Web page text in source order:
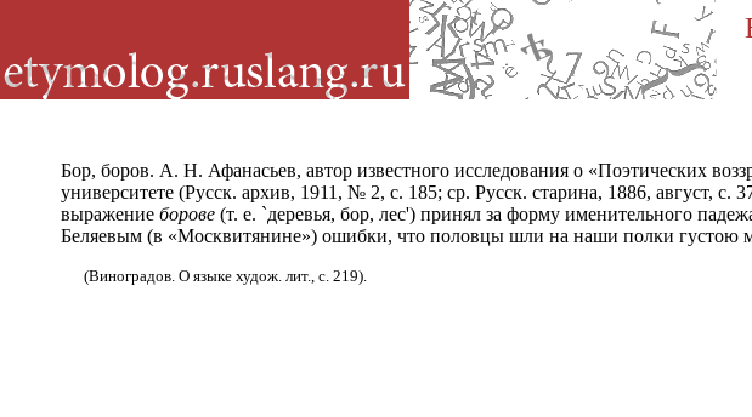
Бор, боров. А. Н. Афанасьев, автор известного исследования о «Поэтических
университете (Русск. архив, 1911, № 2, с. 185; ср. Русск. старина, 1886, август,
выражение борове (т. е. `деревья, бор, лес') принял за форму именительного
Беляевым (в «Москвитянине») ошибки, что половцы шли на наши полки густою
(Виноградов. О языке худож. лит., с. 219).